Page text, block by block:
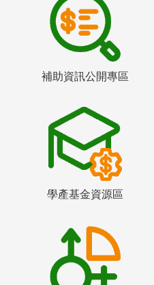
補助資訊公開專區
學產基金資源區